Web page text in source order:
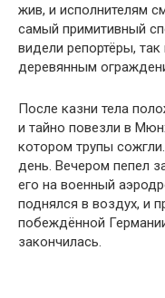
жив, и исполнителям
самый примитивный
видели репортёры,
деревянным
После казни тела
и тайно повезли в
котором трупы
день. Вечером пепел
его на военный
поднялся в воздух, и
побеждённой
закончилась.